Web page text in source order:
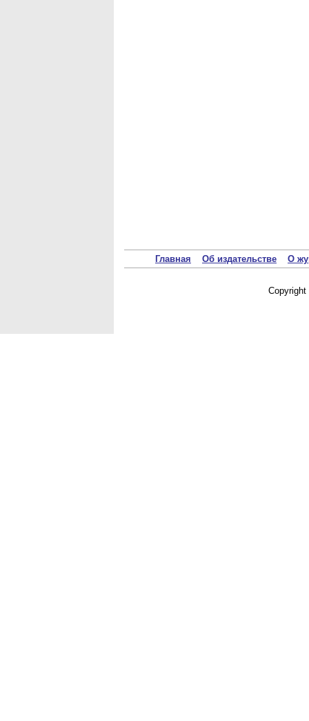
Главная Об издательстве О